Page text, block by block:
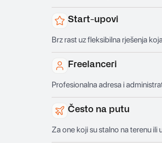
Start-upovi
Brz rast uz fleksibilna rješenja
Freelanceri
Profesionalna adresa i
Često na putu
Za one koji su stalno na terenu